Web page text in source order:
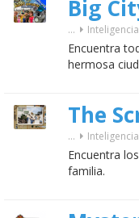
...
Encuentra
hermosa
The
...
Encuentra
familia.